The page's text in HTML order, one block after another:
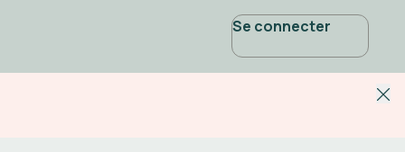
Se connecter